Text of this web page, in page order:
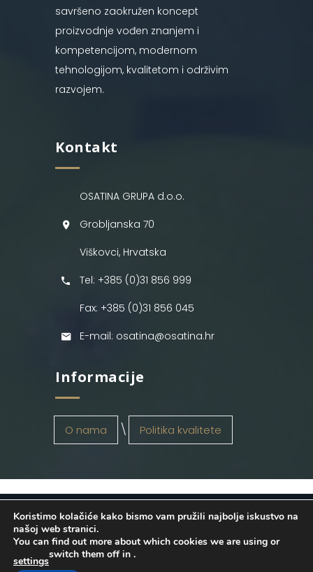
savršeno zaokružen koncept
proizvodnje vođen znanjem i
kompetencijom, modernom
tehnologijom, kvalitetom i održivim
razvojem.
Kontakt
OSATINA GRUPA d.o.o.
Grobljanska 70
Viškovci, Hrvatska
Tel: +385 (0)31 856 999
Fax: +385 (0)31 856 045
E-mail: osatina@osatina.hr
Informacije
O nama Politika kvalitete
OSATINA GRUPA d.o.o. 2026
. Configured
byINFOS Osijek. Sva prava pridržana.
Koristimo kolačiće kako bismo vam pružili najbolje iskustvo na
našoj web stranici.
You can find out more about which cookies we are using or
switch them off in
settings
.